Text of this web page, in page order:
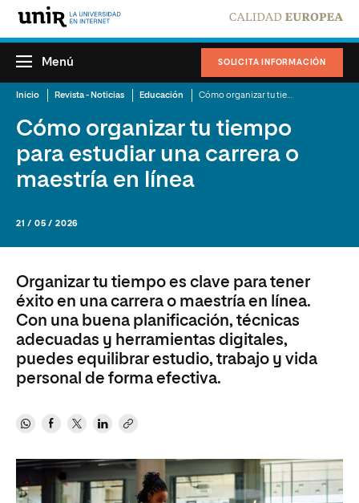
SOLICITA INFORMACIÓN
Menú
Inicio Revista - Noticias Educación
Cómo organizar tu tiempo
para estudiar una carrera o
maestría en línea
21 / 05 / 2026
Organizar tu tiempo es clave para tener
éxito en una carrera o maestría en línea.
Con una buena planificación, técnicas
adecuadas y herramientas digitales,
puedes equilibrar estudio, trabajo y vida
personal de forma efectiva.